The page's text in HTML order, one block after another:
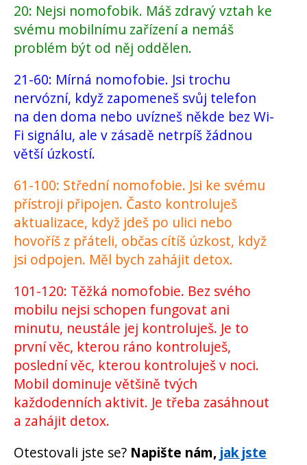
20: Nejsi nomofobik. Máš zdravý vztah ke
svému mobilnímu zařízení a nemáš
problém být od něj oddělen.
21-60: Mírná nomofobie. Jsi trochu
nervózní, když zapomeneš svůj telefon
na den doma nebo uvízneš někde bez Wi-
Fi signálu, ale v zásadě netrpíš žádnou
větší úzkostí.
61-100: Střední nomofobie. Jsi ke svému
přístroji připojen. Často kontroluješ
aktualizace, když jdeš po ulici nebo
hovoříš z přáteli, občas cítíš úzkost, když
jsi odpojen. Měl bych zahájit detox.
101-120: Těžká nomofobie. Bez svého
mobilu nejsi schopen fungovat ani
minutu, neustále jej kontroluješ. Je to
první věc, kterou ráno kontroluješ,
poslední věc, kterou kontroluješ v noci.
Mobil dominuje většině tvých
každodenních aktivit. Je třeba zasáhnout
a zahájit detox.
Otestovali jste se? Napište nám, jak jste